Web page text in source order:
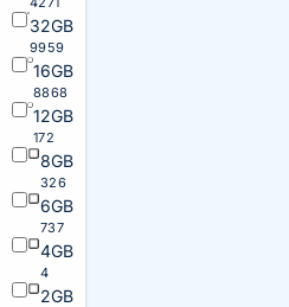
32GB
9959
16GB
8868
12GB
172
8GB
326
6GB
737
4GB
4
2GB